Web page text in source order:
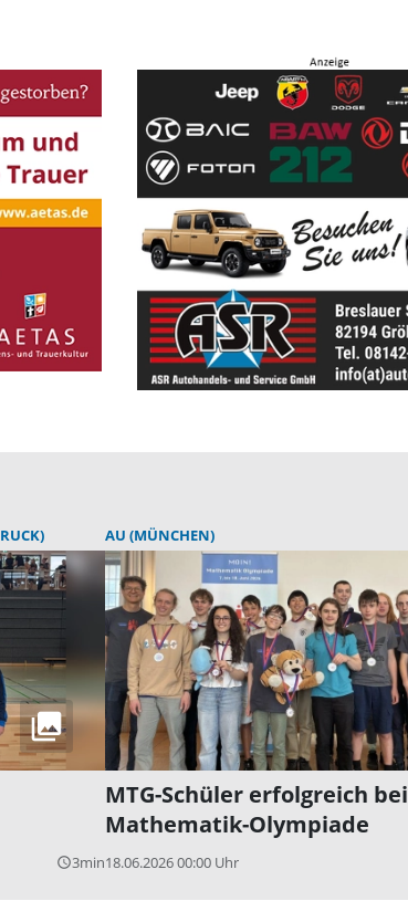
query_builder3min
AU (MÜNCHEN)
MTG-Schüler erfolgreich bei
Mathematik-Olympiade
18.06.2026 00:00 Uhr